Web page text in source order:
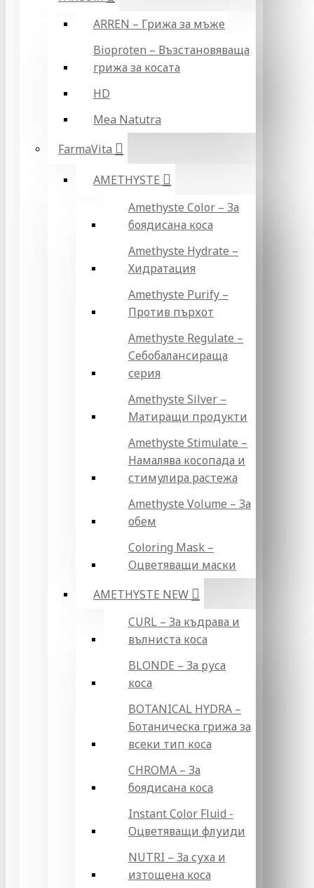
ARREN – Грижа за мъже
Bioproten – Възстановяваща
грижа за косата
HD
Mea Natutra
FarmaVita
AMETHYSTE
Amethyste Color – За
боядисана коса
Amethyste Hydrate –
Хидратация
Amethyste Purify –
Против пърхот
Amethyste Regulate –
Себобалансираща
серия
Amethyste Silver –
Матиращи продукти
Amethyste Stimulate –
Намалява косопада и
стимулира растежа
Amethyste Volume – За
обем
Coloring Mask –
Оцветяващи маски
AMETHYSTE NEW
CURL – За къдрава и
вълниста коса
BLONDE – За руса
коса
BOTANICAL HYDRA –
Ботаническа грижа за
всеки тип коса
CHROMA – За
боядисана коса
Instant Color Fluid -
Оцветяващи флуиди
NUTRI – За суха и
изтощена коса